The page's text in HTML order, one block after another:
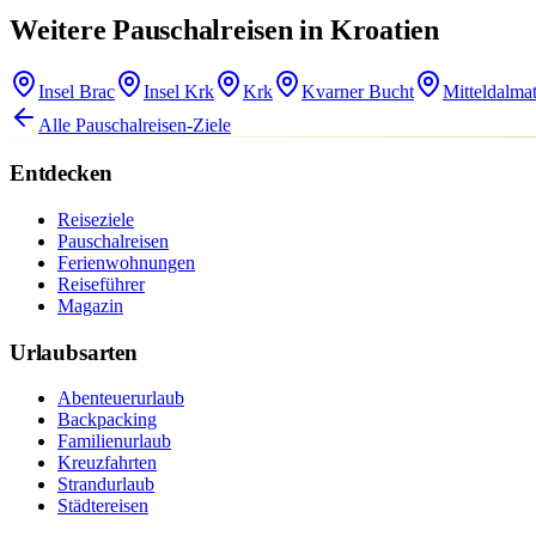
Weitere Pauschalreisen in Kroatien
Insel Brac Insel Krk Krk Kvarner Bucht
Alle Pauschalreisen-Ziele
Entdecken
Reiseziele
Pauschalreisen
Ferienwohnungen
Reiseführer
Magazin
Urlaubsarten
Abenteuerurlaub
Backpacking
Familienurlaub
Kreuzfahrten
Strandurlaub
Städtereisen